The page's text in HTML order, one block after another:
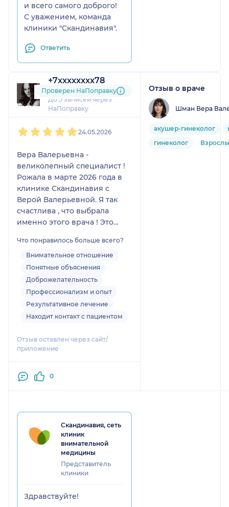
и всего самого доброго!
С уважением, команда
клиники "Скандинавия".
Ответить
+7xxxxxxxx78
2 отзыва
До 5 записей через
НаПоправку
Проверен НаПоправку
24.05.2026
Вера Валерьевна -
великолепный специалист !
Рожала в марте 2026 года в
клинике Скандинавия с
Верой Валерьевной. Я так
счастлива , что выбрала
именно этого врача ! Это
Вспоминаю с огромной
благодарностью ❤️
От всей души рекомендую
всем и каждому обращаться
именно к ней!
Не стоит искать кого то еще .
Лучше Веры Валерьевны и
Желаю Вам дальнейшего
Спасибо большое!
Что понравилось больше всего?
Внимательное отношение
Понятные объяснения
Доброжелательность
Профессионализм и опыт
Результативное лечение
Находит контакт с пациентом
Отзыв оставлен через сайт/
приложение
0
Отзыв о враче
Шман Вера
акушер-гинеколог
гинеколог
Скандинавия, сеть
клиник
внимательной
медицины
Представитель
клиники
Здравствуйте!